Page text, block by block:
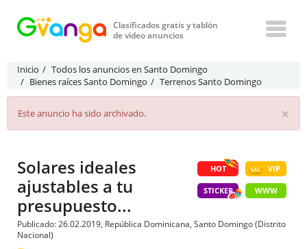
Clasificados gratis y tablón
de video anuncios
Inicio
Todos los anuncios en Santo Domingo
Bienes raíces Santo Domingo
Terrenos Santo Domingo
×
Este anuncio ha sido archivado.
HOT VIP
STICKER WWW
Solares ideales
ajustables a tu
presupuesto...
Publicado: 26.02.2019, República Dominicana, Santo Domingo (Distrito
Nacional)